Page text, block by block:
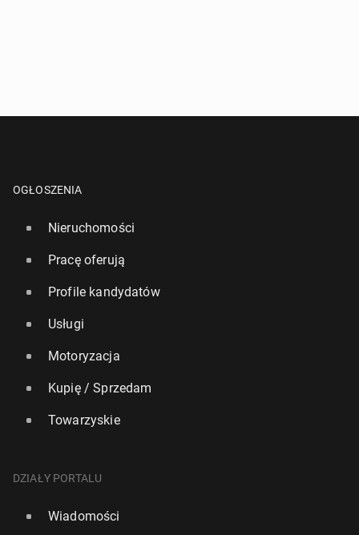
OGŁOSZENIA
Nieruchomości
Pracę oferują
Profile kandydatów
Usługi
Motoryzacja
Kupię / Sprzedam
Towarzyskie
DZIAŁY PORTALU
Wiadomości